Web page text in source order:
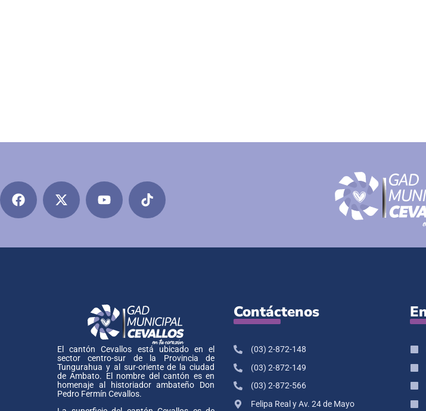
El cantón Cevallos está ubicado en el
sector centro-sur de la Provincia de
Tungurahua y al sur-oriente de la ciudad
de Ambato. El nombre del cantón es en
homenaje al historiador ambateño Don
Pedro Fermín Cevallos.
Contáctenos
(03) 2-872-148
(03) 2-872-149
(03) 2-872-566
Felipa Real y Av. 24 de Mayo